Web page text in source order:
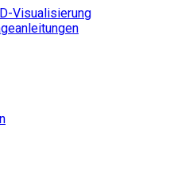
Visualisierung